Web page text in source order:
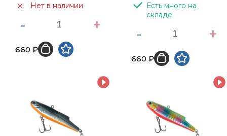
Нет в наличии
- +
660 ₽
Есть много на
складе
- +
660 ₽